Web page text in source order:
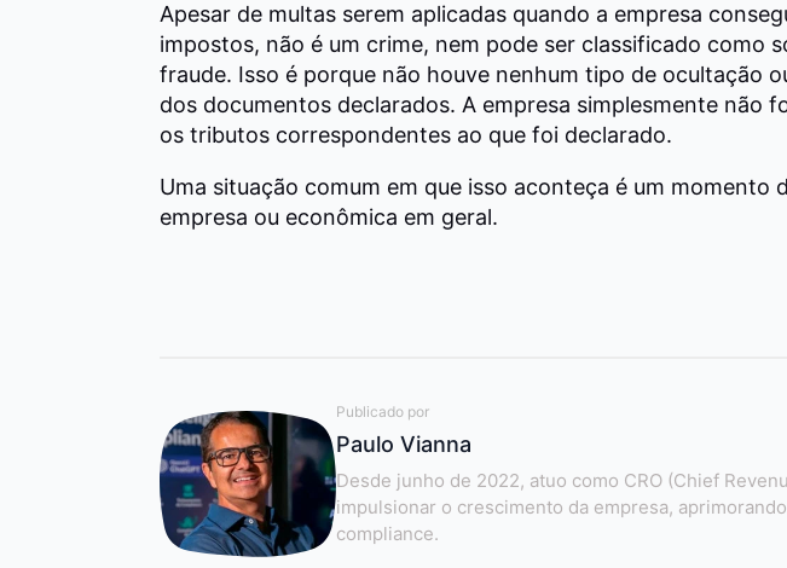
Apesar de multas serem aplicadas quando a empresa
impostos, não é um crime, nem pode ser classificado como
fraude. Isso é porque não houve nenhum tipo de ocultação
dos documentos declarados. A empresa simplesmente não
os tributos correspondentes ao que foi declarado.
Uma situação comum em que isso aconteça é um momento
empresa ou econômica em geral.
Publicado por
Paulo Vianna
Desde junho de 2022, atuo como CRO (Chief
impulsionar o crescimento da empresa,
compliance.